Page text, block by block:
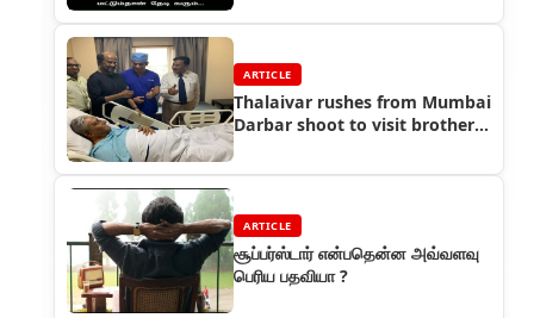
ARTICLE
Thalaivar rushes from Mumbai
Darbar shoot to visit brother
ARTICLE
சூப்பர்ஸ்டார் என்பதென்ன அவ்வளவு
பெரிய பதவியா ?